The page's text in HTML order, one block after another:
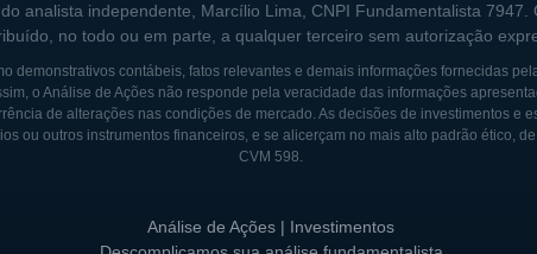
Bank, o que aumentou ainda mais seu alcance
às mudanças do mercado e às exigências
do cliente. O lançamento de serviços
que a empresa atendesse melhor às necessidades
se posicionado como um exemplo de resiliência e
analista independente, Marcílio Lima, CNPI Fundamentalista
no todo ou em parte, a qualquer terceiro sem autorização
demonstrativos contábeis, fatos relevantes e demais informações fornecidas
o Análise de Ações não responde pela veracidade das informações
de alterações nas condições de mercado. As decisões de investimentos e
ou outros instrumentos financeiros, e se alicerçam no mais alto padrão ético,
CVM 598.
Análise de Ações | Investimentos